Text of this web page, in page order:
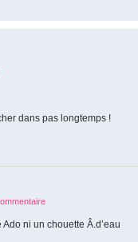
dans pas longtemps !
ni un chouette Â.d’eau